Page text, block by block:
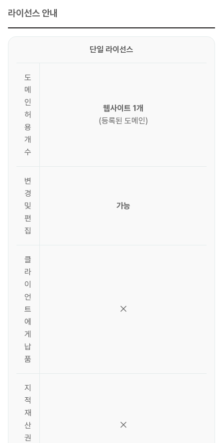
라이선스 안내
단일 라이선스
도
메
인
허
용
개
수
웹사이트 1개
(등록된 도메인)
변
경
및
편
집
가능
클
라
이
언
트
에
게
납
품
지
적
재
산
권